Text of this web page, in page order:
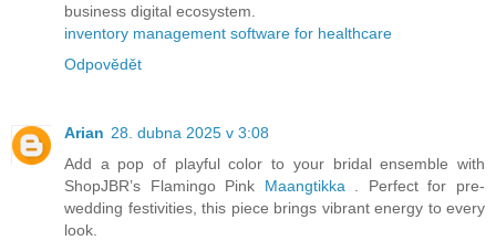
business digital ecosystem.
inventory management software for healthcare
Odpovědět
Arian 28. dubna 2025 v 3:08
Add a pop of playful color to your bridal ensemble with
ShopJBR’s Flamingo Pink Maangtikka . Perfect for pre-
wedding festivities, this piece brings vibrant energy to every
look.